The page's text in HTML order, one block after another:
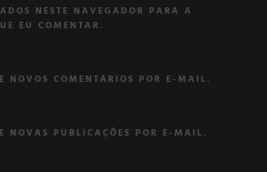
NESTE NAVEGADOR PARA A
EU COMENTAR.
NOVOS COMENTÁRIOS POR E-MAIL.
NOVAS PUBLICAÇÕES POR E-MAIL.